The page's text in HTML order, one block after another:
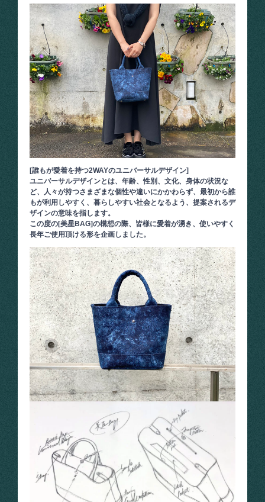
[誰もが愛着を持つ2WAYのユニバーサルデザイン]
ユニバーサルデザインとは、年齢、性別、文化、身体の状況な
ど、人々が持つさまざまな個性や違いにかかわらず、最初から誰
もが利用しやすく、暮らしやすい社会となるよう、提案されるデ
ザインの意味を指します。
この度の[美星BAG]の構想の際、皆様に愛着が湧き、使いやすく
長年ご使用頂ける形を企画しました。